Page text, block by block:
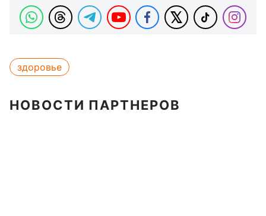
здоровье
НОВОСТИ ПАРТНЕРОВ